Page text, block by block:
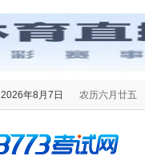
2026年8月7日 农历六月廿五